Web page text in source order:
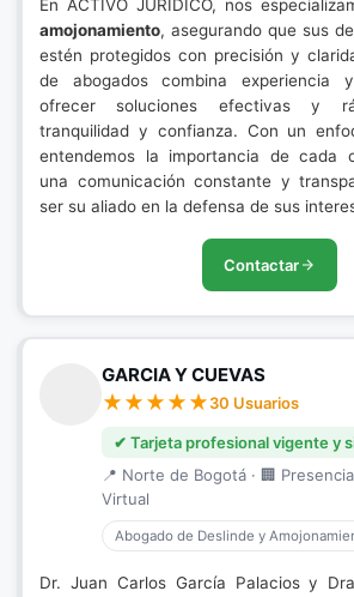
En ACTIVO JURÍDICO, nos
amojonamiento, asegurando que sus
estén protegidos con precisión y
de abogados combina experiencia
ofrecer soluciones efectivas y
tranquilidad y confianza. Con un
entendemos la importancia de cada
una comunicación constante y
ser su aliado en la defensa de sus
Contactar
GARCIA Y CUEVAS
30 Usuarios
✔ Tarjeta profesional vigente y
📍 Norte de Bogotá · 🏢
Virtual
Abogado de Deslinde y
Dr. Juan Carlos García Palacios y